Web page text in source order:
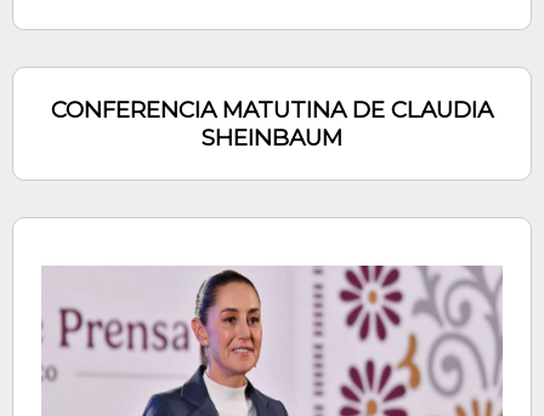
CONFERENCIA MATUTINA DE CLAUDIA
SHEINBAUM